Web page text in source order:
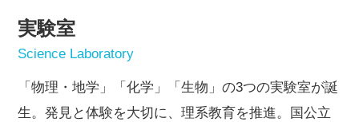
実験室
Science Laboratory
「物理・地学」「化学」「生物」の3つの実験室が誕
生。発見と体験を大切に、理系教育を推進。国公立